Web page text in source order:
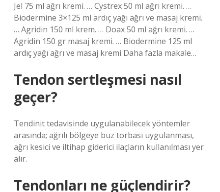
Jel 75 ml ağrı kremi. … Cystrex 50 ml ağrı kremi. …
Biodermine 3×125 ml ardıç yağı ağrı ve masaj kremi.
… Agridin 150 ml krem. … Doax 50 ml ağrı kremi. …
Agridin 150 gr masaj kremi. … Biodermine 125 ml
ardıç yağı ağrı ve masaj kremi Daha fazla makale…
Tendon sertleşmesi nasıl
geçer?
Tendinit tedavisinde uygulanabilecek yöntemler
arasında; ağrılı bölgeye buz torbası uygulanması,
ağrı kesici ve iltihap giderici ilaçların kullanılması yer
alır.
Tendonları ne güçlendirir?